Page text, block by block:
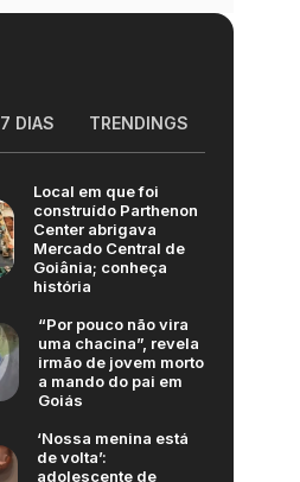
7 DIAS TRENDINGS
Local em que foi
construído Parthenon
Center abrigava
Mercado Central de
Goiânia; conheça
história
“Por pouco não vira
uma chacina”, revela
irmão de jovem morto
a mando do pai em
Goiás
‘Nossa menina está
de volta’:
adolescente de